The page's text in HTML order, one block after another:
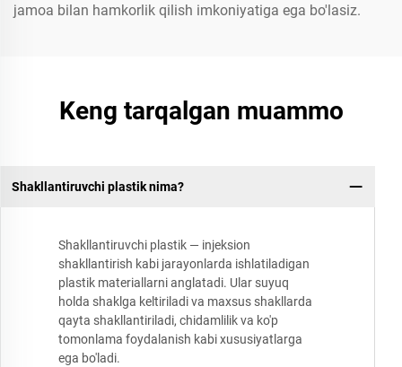
jamoa bilan hamkorlik qilish imkoniyatiga ega bo'lasiz.
Keng tarqalgan muammo
Shakllantiruvchi plastik nima?
Shakllantiruvchi plastik — injeksion
shakllantirish kabi jarayonlarda ishlatiladigan
plastik materiallarni anglatadi. Ular suyuq
holda shaklga keltiriladi va maxsus shakllarda
qayta shakllantiriladi, chidamlilik va ko'p
tomonlama foydalanish kabi xususiyatlarga
ega bo'ladi.